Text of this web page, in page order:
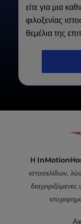
προγράμματα
εγγύηση
να ζητήσετε
αρχική περίοδο
επιστροφή
επιστροφές
την εγγύησή μας
είτε για μια
φιλοξενίας
θεμέλια της
Η
ιστοσελίδων,